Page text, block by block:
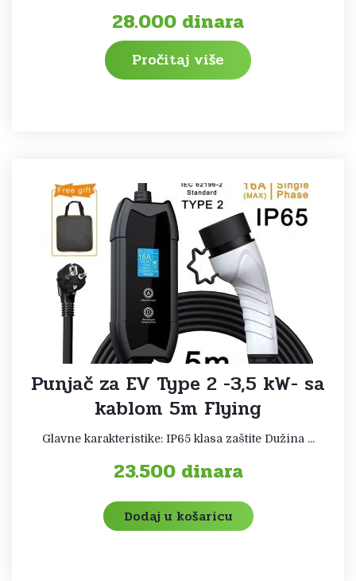
28.000 dinara
Pročitaj više
Punjač za EV Type 2 -3,5 kW- sa
kablom 5m Flying
Glavne karakteristike: IP65 klasa zaštite Dužina ...
23.500 dinara
Dodaj u košaricu